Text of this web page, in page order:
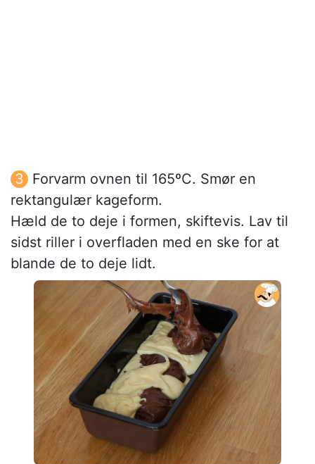
Forvarm ovnen til 165ºC. Smør en
rektangulær kageform.
Hæld de to deje i formen, skiftevis. Lav til
sidst riller i overfladen med en ske for at
blande de to deje lidt.